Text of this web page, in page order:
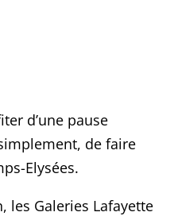
d’une pause
de faire
Elysées.
les Galeries Lafayette